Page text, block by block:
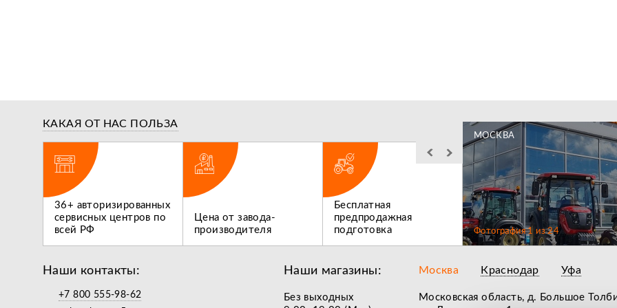
КАКАЯ ОТ НАС ПОЛЬЗА
36+ авторизированных
сервисных центров по
всей РФ
Цена от завода-
производителя
Бесплатная
предпродажная
подготовка
Льготное
послегарантийное
обслуживание
МОСКВА
Фотография1 из24
Наши контакты:
+7 800 555-98-62
Наши магазины: Москва Краснодар Уфа
Без выходных
Московская область, д. Большое